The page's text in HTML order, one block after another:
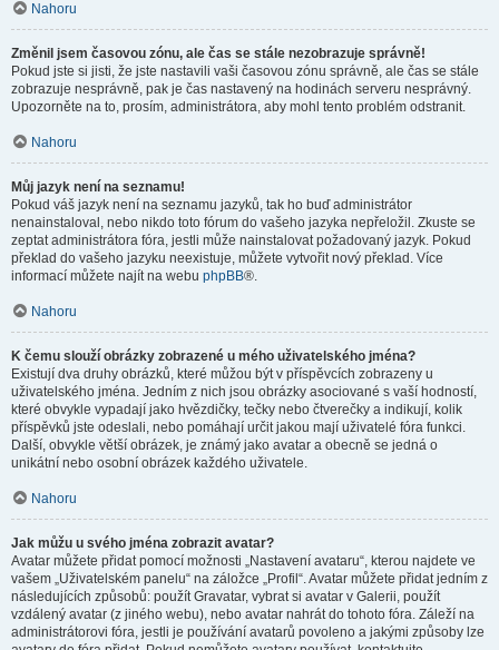
Nahoru
Změnil jsem časovou zónu, ale čas se stále nezobrazuje správně!
Pokud jste si jisti, že jste nastavili vaši časovou zónu správně, ale čas se stále
zobrazuje nesprávně, pak je čas nastavený na hodinách serveru nesprávný.
Upozorněte na to, prosím, administrátora, aby mohl tento problém odstranit.
Nahoru
Můj jazyk není na seznamu!
Pokud váš jazyk není na seznamu jazyků, tak ho buď administrátor
nenainstaloval, nebo nikdo toto fórum do vašeho jazyka nepřeložil. Zkuste se
zeptat administrátora fóra, jestli může nainstalovat požadovaný jazyk. Pokud
překlad do vašeho jazyku neexistuje, můžete vytvořit nový překlad. Více
informací můžete najít na webu phpBB®.
Nahoru
K čemu slouží obrázky zobrazené u mého uživatelského jména?
Existují dva druhy obrázků, které můžou být v příspěvcích zobrazeny u
uživatelského jména. Jedním z nich jsou obrázky asociované s vaší hodností,
které obvykle vypadají jako hvězdičky, tečky nebo čtverečky a indikují, kolik
příspěvků jste odeslali, nebo pomáhají určit jakou mají uživatelé fóra funkci.
Další, obvykle větší obrázek, je známý jako avatar a obecně se jedná o
unikátní nebo osobní obrázek každého uživatele.
Nahoru
Jak můžu u svého jména zobrazit avatar?
Avatar můžete přidat pomocí možnosti „Nastavení avataru“, kterou najdete ve
vašem „Uživatelském panelu“ na záložce „Profil“. Avatar můžete přidat jedním z
následujících způsobů: použít Gravatar, vybrat si avatar v Galerii, použít
vzdálený avatar (z jiného webu), nebo avatar nahrát do tohoto fóra. Záleží na
administrátorovi fóra, jestli je používání avatarů povoleno a jakými způsoby lze